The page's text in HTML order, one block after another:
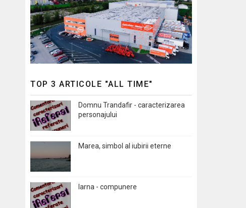
TOP 3 ARTICOLE "ALL TIME"
Domnu Trandafir - caracterizarea
personajului
Marea, simbol al iubirii eterne
Iarna - compunere